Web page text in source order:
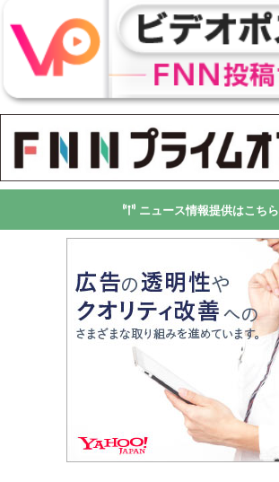
ニュース情報提供はこちら